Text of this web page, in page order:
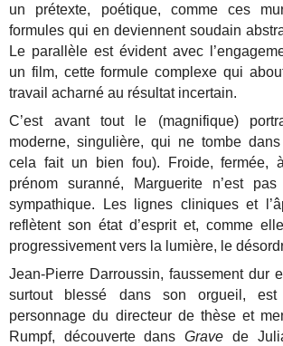
un prétexte, poétique, comme ces
formules qui en deviennent soudain
Le parallèle est évident avec
un film, cette formule complexe qui
travail acharné au résultat incertain.
C’est avant tout le (magnifique)
moderne, singulière, qui ne tombe
cela fait un bien fou). Froide, fermée,
prénom suranné, Marguerite n’est
sympathique. Les lignes cliniques et
reflètent son état d’esprit et, comme
progressivement vers la lumière, le
Jean-Pierre Darroussin, faussement dur
surtout blessé dans son orgueil,
personnage du directeur de thèse et
Rumpf, découverte dansGrave de